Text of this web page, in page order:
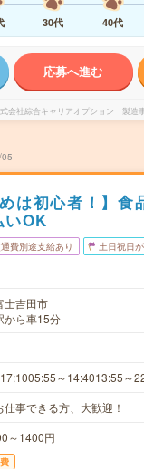
30代 40代
応募へ進む
会社綜合キャリアオプション 製造事
は初心者！】食
いOK
費別途支給あり 土日祝日
士吉田市
から車15分
～14:4013:55～
仕事できる方、大歓迎！
～1400円